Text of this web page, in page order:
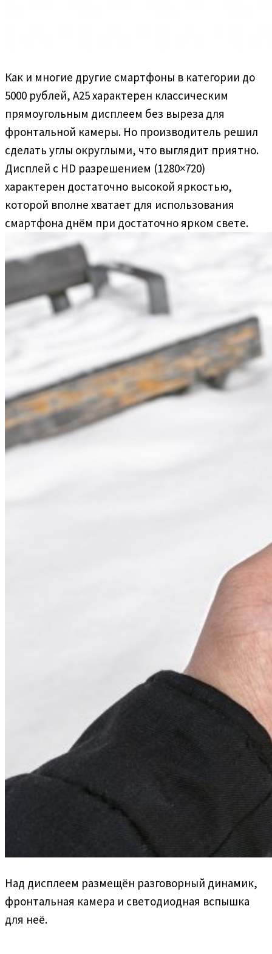
Как и многие другие смартфоны в категории до
5000 рублей, A25 характерен классическим
прямоугольным дисплеем без выреза для
фронтальной камеры. Но производитель решил
сделать углы округлыми, что выглядит приятно.
Дисплей с HD разрешением (1280×720)
характерен достаточно высокой яркостью,
которой вполне хватает для использования
смартфона днём при достаточно ярком свете.
Над дисплеем размещён разговорный динамик,
фронтальная камера и светодиодная вспышка
для неё.